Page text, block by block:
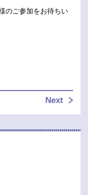
のご参加をお待ちい
Next